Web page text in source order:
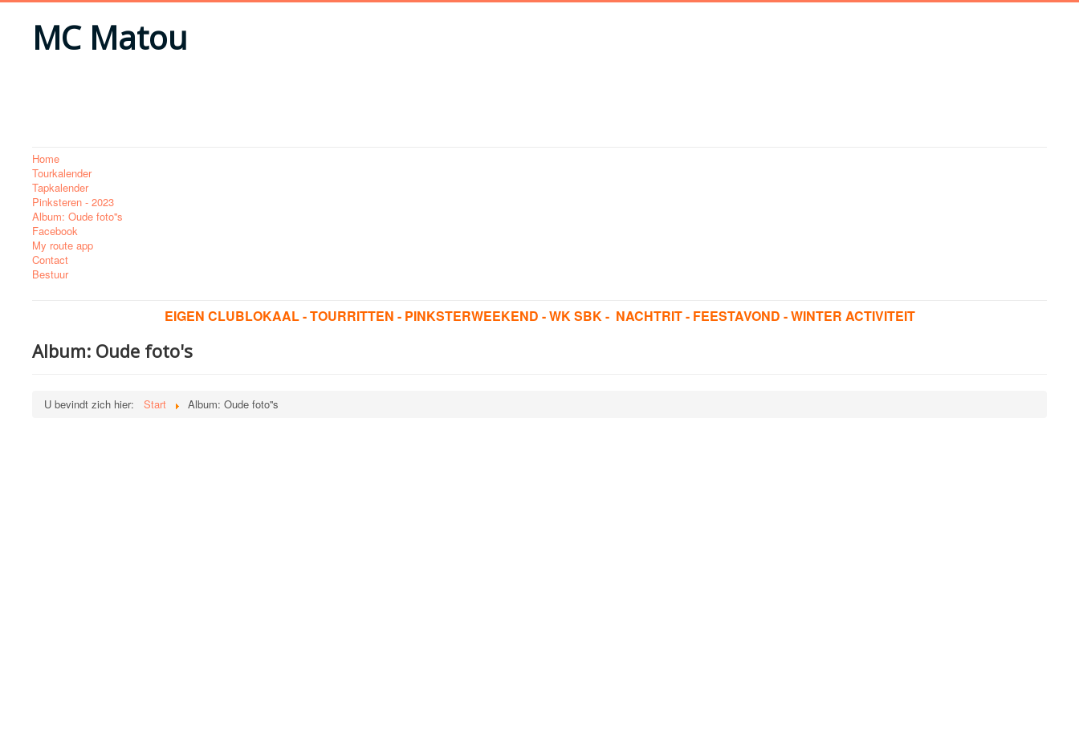
MC Matou
Home
Tourkalender
Tapkalender
Pinksteren - 2023
Album: Oude foto''s
Facebook
My route app
Contact
Bestuur
EIGEN CLUBLOKAAL - TOURRITTEN - PINKSTERWEEKEND - WK SBK - NACHTRIT - FEESTAVOND - WINTER ACTIVITEIT
Album: Oude foto's
U bevindt zich hier: Start Album: Oude foto''s